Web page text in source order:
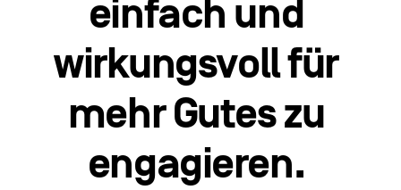
einfach und
wirkungsvoll für
mehr Gutes zu
engagieren.